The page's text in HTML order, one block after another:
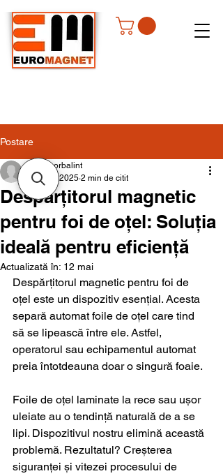
Postare
Despărțitorul magnetic
pentru foi de oțel: Soluția
ideală pentru eficiență
csongorbalint
24 nov. 2025 2 min de citit
Actualizată în: 12 mai
Despărțitorul magnetic pentru foi de
oțel este un dispozitiv esențial. Acesta
separă automat foile de oțel care tind
să se lipească între ele. Astfel,
operatorul sau echipamentul automat
preia întotdeauna doar o singură foaie.
Foile de oțel laminate la rece sau ușor
uleiate au o tendință naturală de a se
lipi. Dispozitivul nostru elimină această
problemă. Rezultatul? Creșterea
siguranței și vitezei procesului de